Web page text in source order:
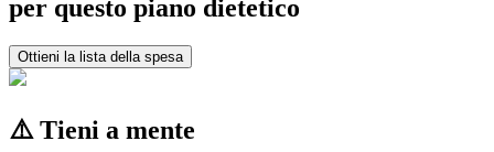
per questo piano dietetico
Ottieni la lista della spesa
⚠️ Tieni a mente